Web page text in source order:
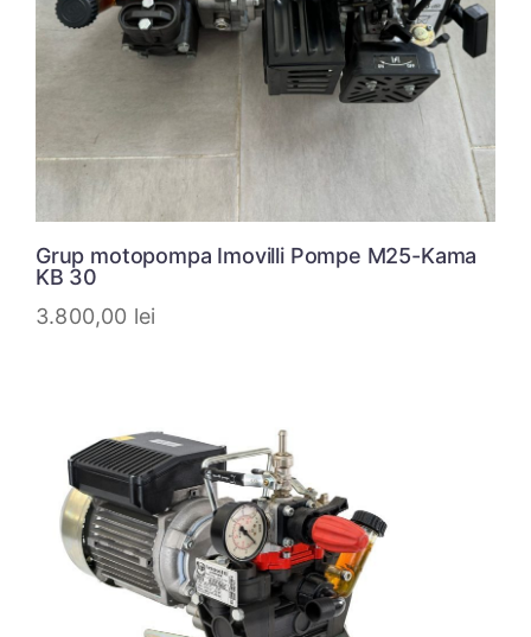
Grup motopompa Imovilli Pompe M25-Kama
KB 30
3.800,00 lei